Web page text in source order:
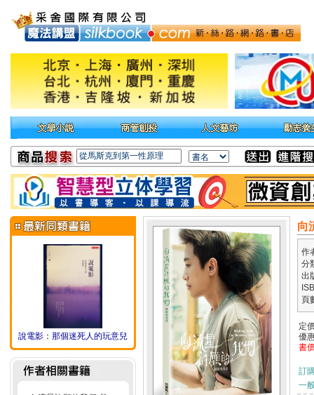
說電影：那個迷死人的玩意兒
向
作
分
出
頁
定
優
書
訂
一